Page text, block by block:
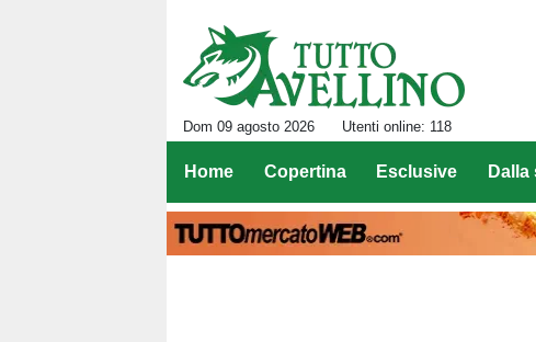
Dom 09 agosto 2026 Utenti online: 118
Home Copertina Esclusive Dalla